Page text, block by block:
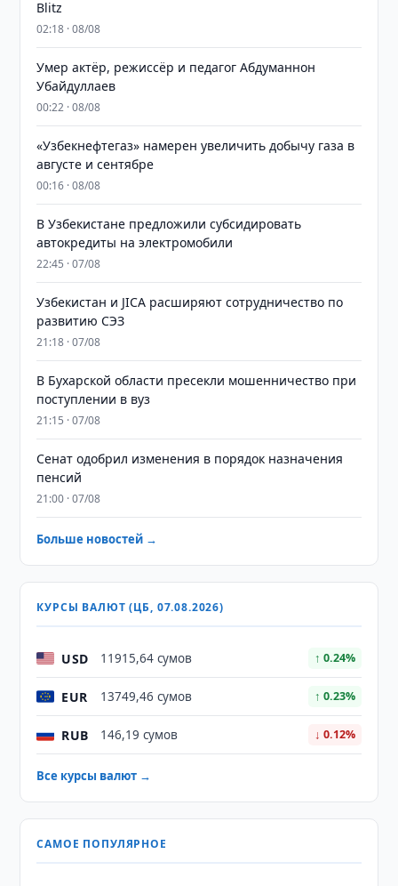
Blitz
02:18 · 08/08
Умер актёр, режиссёр и педагог Абдуманнон
Убайдуллаев
00:22 · 08/08
«Узбекнефтегаз» намерен увеличить добычу газа в
августе и сентябре
00:16 · 08/08
В Узбекистане предложили субсидировать
автокредиты на электромобили
22:45 · 07/08
Узбекистан и JICA расширяют сотрудничество по
развитию СЭЗ
21:18 · 07/08
В Бухарской области пресекли мошенничество при
поступлении в вуз
21:15 · 07/08
Сенат одобрил изменения в порядок назначения
пенсий
21:00 · 07/08
Больше новостей →
КУРСЫ ВАЛЮТ (ЦБ, 07.08.2026)
USD 11915,64 сумов ↑ 0.24%
EUR 13749,46 сумов ↑ 0.23%
RUB 146,19 сумов ↓ 0.12%
Все курсы валют →
САМОЕ ПОПУЛЯРНОЕ